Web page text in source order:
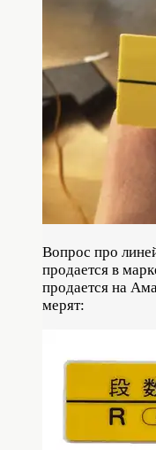
Вопрос про
продается в
продается на
мерят: